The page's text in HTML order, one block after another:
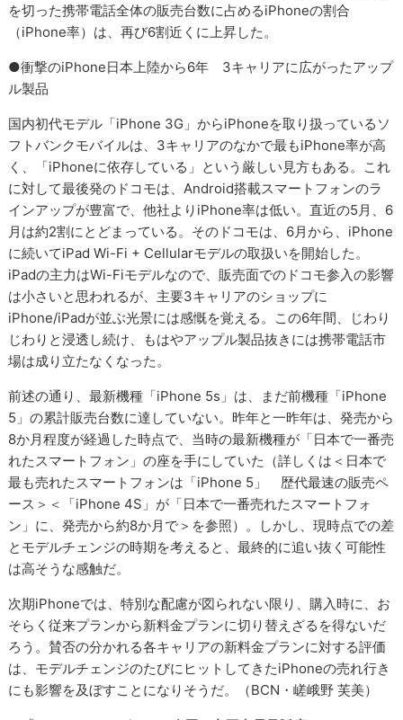
を切った携帯電話全体の販売台数に占めるiPhoneの割合
（iPhone率）は、再び6割近くに上昇した。
●衝撃のiPhone日本上陸から6年 3キャリアに広がったアップ
ル製品
国内初代モデル「iPhone 3G」からiPhoneを取り扱っているソ
フトバンクモバイルは、3キャリアのなかで最もiPhone率が高
く、「iPhoneに依存している」という厳しい見方もある。これ
に対して最後発のドコモは、Android搭載スマートフォンのラ
インアップが豊富で、他社よりiPhone率は低い。直近の5月、6
月は約2割にとどまっている。そのドコモは、6月から、iPhone
に続いてiPad Wi-Fi + Cellularモデルの取扱いを開始した。
iPadの主力はWi-Fiモデルなので、販売面でのドコモ参入の影響
は小さいと思われるが、主要3キャリアのショップに
iPhone/iPadが並ぶ光景には感慨を覚える。この6年間、じわり
じわりと浸透し続け、もはやアップル製品抜きには携帯電話市
場は成り立たなくなった。
前述の通り、最新機種「iPhone 5s」は、まだ前機種「iPhone
5」の累計販売台数に達していない。昨年と一昨年は、発売から
8か月程度が経過した時点で、当時の最新機種が「日本で一番売
れたスマートフォン」の座を手にしていた（詳しくは＜日本で
最も売れたスマートフォンは「iPhone 5」 歴代最速の販売ペ
ース＞＜「iPhone 4S」が「日本で一番売れたスマートフォ
ン」に、発売から約8か月で＞を参照）。しかし、現時点での差
とモデルチェンジの時期を考えると、最終的に追い抜く可能性
は高そうな感触だ。
次期iPhoneでは、特別な配慮が図られない限り、購入時に、お
そらく従来プランから新料金プランに切り替えざるを得ないだ
ろう。賛否の分かれる各キャリアの新料金プランに対する評価
は、モデルチェンジのたびにヒットしてきたiPhoneの売れ行き
にも影響を及ぼすことになりそうだ。（BCN・嵯峨野 芙美）